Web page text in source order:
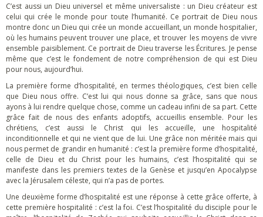
C’est aussi un Dieu universel et même universaliste : un Dieu créateur est
celui qui crée le monde pour toute l’humanité. Ce portrait de Dieu nous
montre donc un Dieu qui crée un monde accueillant, un monde hospitalier,
où les humains peuvent trouver une place, et trouver les moyens de vivre
ensemble paisiblement. Ce portrait de Dieu traverse les Écritures. Je pense
même que c’est le fondement de notre compréhension de qui est Dieu
pour nous, aujourd’hui.
La première forme d’hospitalité, en termes théologiques, c’est bien celle
que Dieu nous offre. C’est lui qui nous donne sa grâce, sans que nous
ayons à lui rendre quelque chose, comme un cadeau infini de sa part. Cette
grâce fait de nous des enfants adoptifs, accueillis ensemble. Pour les
chrétiens, c’est aussi le Christ qui les accueille, une hospitalité
inconditionnelle et qui ne vient que de lui. Une grâce non méritée mais qui
nous permet de grandir en humanité : c’est la première forme d’hospitalité,
celle de Dieu et du Christ pour les humains, c’est l’hospitalité qui se
manifeste dans les premiers textes de la Genèse et jusqu’en Apocalypse
avec la Jérusalem céleste, qui n’a pas de portes.
Une deuxième forme d’hospitalité est une réponse à cette grâce offerte, à
cette première hospitalité : c’est la foi. C’est l’hospitalité du disciple pour le